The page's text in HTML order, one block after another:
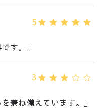
5
す。」
3
兼ね備えています。」